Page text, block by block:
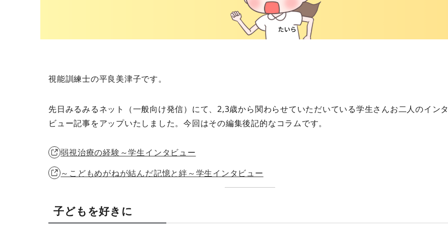
視能訓練士の平良美津子です。
先日みるみるネット（一般向け発信）にて、2,3歳から関わらせていただいている学生さんお二人のインタ
ビュー記事をアップいたしました。今回はその編集後記的なコラムです。
弱視治療の経験～学生インタビュー
～こどもめがねが結んだ記憶と絆～学生インタビュー
子どもを好きに